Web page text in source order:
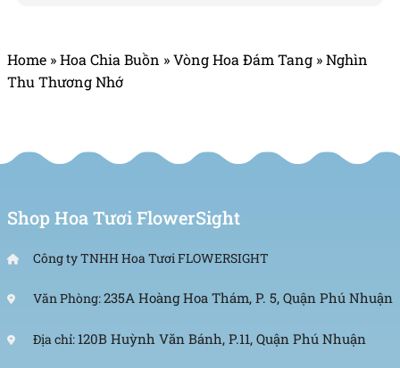
Home »Hoa Chia Buồn »Vòng Hoa Đám Tang »Nghìn
Thu Thương Nhớ
Shop Hoa Tươi FlowerSight
Công ty TNHH Hoa Tươi FLOWERSIGHT
Văn Phòng:235A Hoàng Hoa Thám, P. 5, Quận Phú Nhuận
Địa chỉ: 120B Huỳnh Văn Bánh, P.11, Quận Phú Nhuận